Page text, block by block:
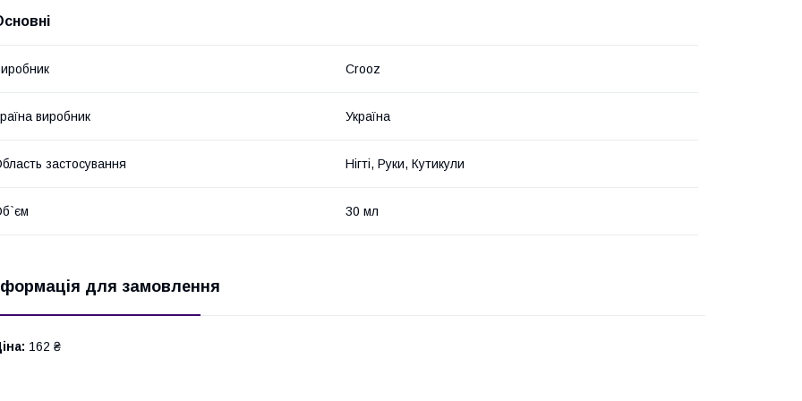
Crooz
виробник Україна
застосування Нігті, Руки, Кутикули
30 мл
для замовлення
162 ₴